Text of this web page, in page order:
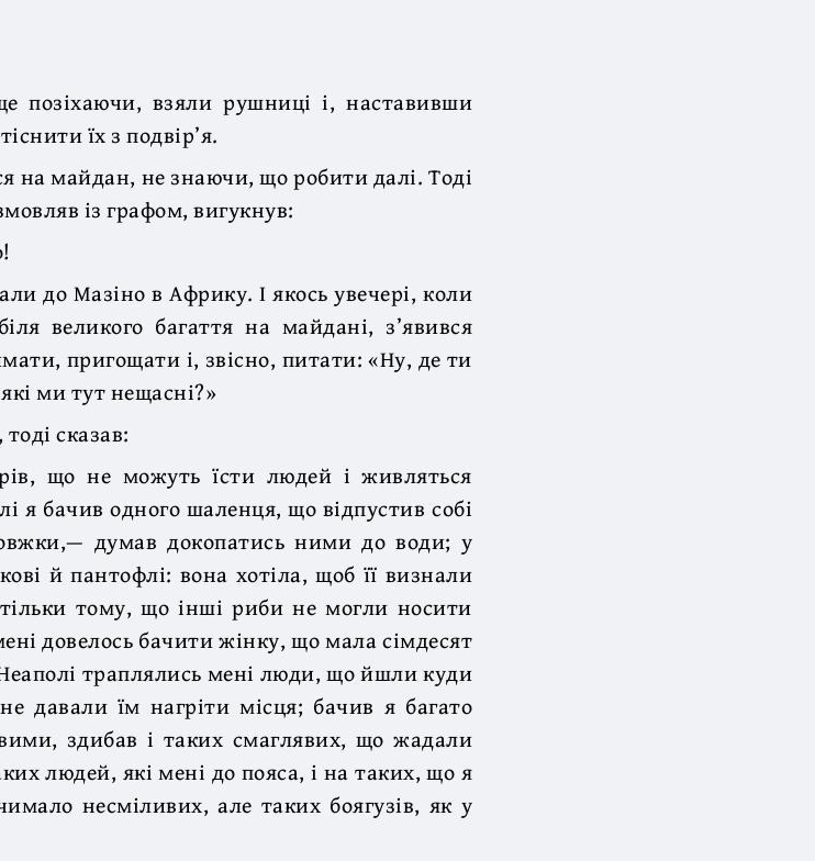
позіхаючи, взяли рушниці і, наставивши
їх з подвір’я.
на майдан, не знаючи, що робити далі. Тоді
із графом, вигукнув:
до Мазіно в Африку. І якось увечері, коли
великого багаття на майдані, з’явився
пригощати і, звісно, питати: «Ну, де ти
ми тут нещасні?»
сказав:
що не можуть їсти людей і живляться
я бачив одного шаленця, що відпустив собі
думав докопатись ними до води; у
й пантофлі: вона хотіла, щоб її визнали
тому, що інші риби не могли носити
довелось бачити жінку, що мала сімдесят
траплялись мені люди, що йшли куди
давали їм нагріти місця; бачив я багато
здибав і таких смаглявих, що жадали
людей, які мені до пояса, і на таких, що я
несміливих, але таких боягузів, як у